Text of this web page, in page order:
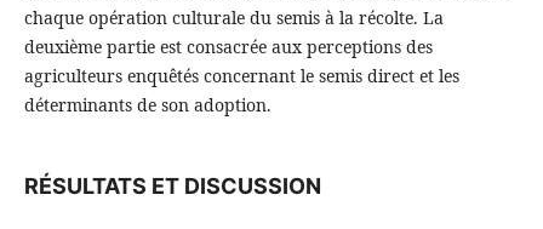
chaque opération culturale du semis à la récolte. La
deuxième partie est consacrée aux perceptions des
agriculteurs enquêtés concernant le semis direct et les
déterminants de son adoption.
RÉSULTATS ET DISCUSSION